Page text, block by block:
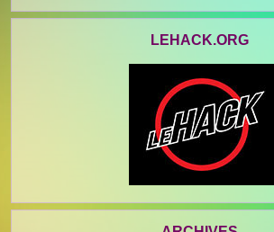
LEHACK.ORG